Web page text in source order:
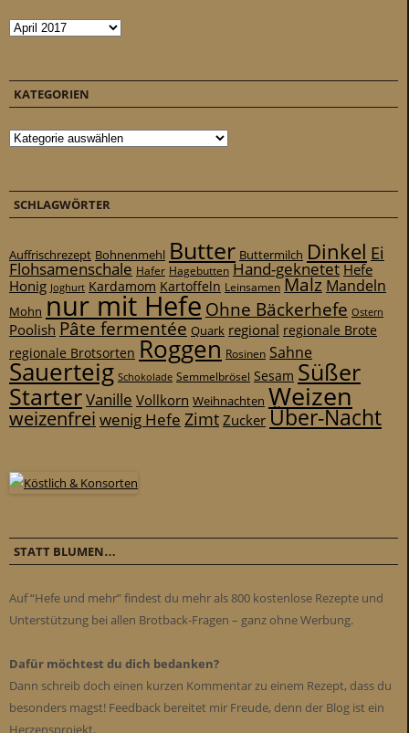
Archiv
KATEGORIEN
Kategorien
SCHLAGWÖRTER
Auffrischrezept Bohnenmehl Butter Buttermilch Dinkel Ei
Flohsamenschale Hafer Hagebutten Hand-geknetet Hefe
Honig Joghurt Kardamom Kartoffeln Leinsamen Malz Mandeln
Mohn nur mit HefeOhne Bäckerhefe Ostern
Poolish Pâte fermentée Quark regional regionale Brote
regionale Brotsorten Roggen Rosinen Sahne
Sauerteig Schokolade Semmelbrösel Sesam Süßer
StarterVanille Vollkorn Weihnachten Weizen
weizenfrei wenig Hefe ZimtZuckerÜber-Nacht
STATT BLUMEN…
Auf “Hefe und mehr” findest du mehr als 800 kostenlose Rezepte und
Unterstützung bei allen Brotback-Fragen – ganz ohne Werbung.
Dafür möchtest du dich bedanken?
Dann schreib doch einen kurzen Kommentar zu einem Rezept, dass du
besonders magst! Feedback bereitet mir Freude, denn der Blog ist ein
Herzensprojekt.